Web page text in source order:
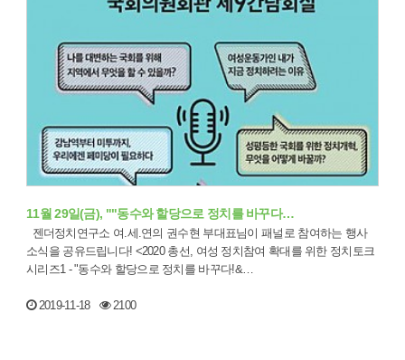
11월 29일(금), ""동수와 할당으로 정치를 바꾸다…
소식을 공유드립니다! <2020 총선, 여성 정치참여 확대를 위한 정치토크
시리즈1 - "동수와 할당으로 정치를 바꾸다!&…
2019-11-18 2100